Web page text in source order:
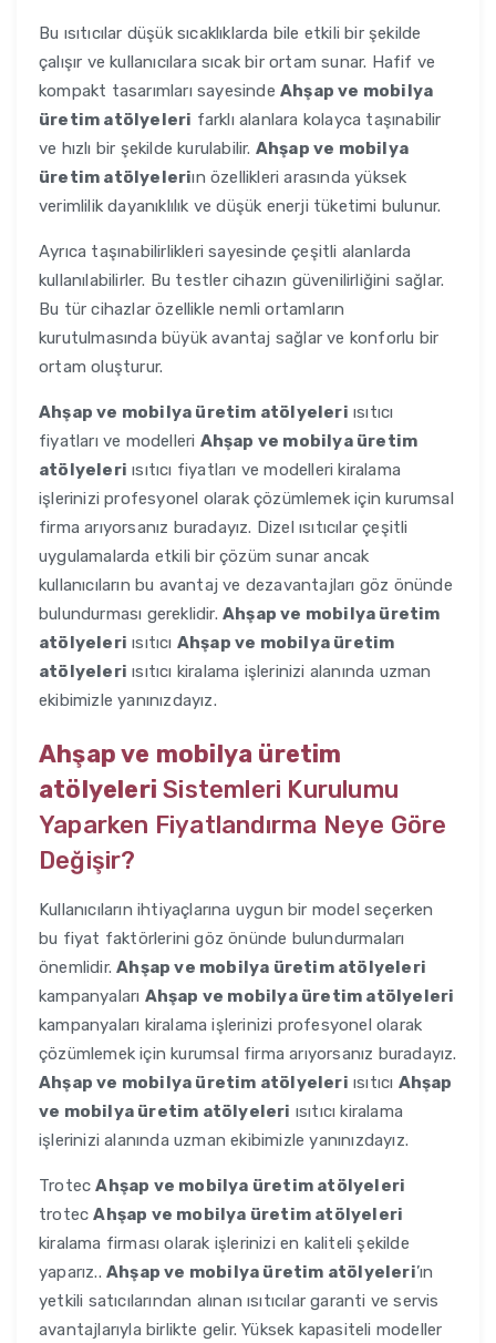
Bu ısıtıcılar düşük sıcaklıklarda bile etkili bir şekilde
çalışır ve kullanıcılara sıcak bir ortam sunar. Hafif ve
kompakt tasarımları sayesinde Ahşap ve mobilya
üretim atölyeleri farklı alanlara kolayca taşınabilir
ve hızlı bir şekilde kurulabilir. Ahşap ve mobilya
üretim atölyeleriın özellikleri arasında yüksek
verimlilik dayanıklılık ve düşük enerji tüketimi bulunur.
Ayrıca taşınabilirlikleri sayesinde çeşitli alanlarda
kullanılabilirler. Bu testler cihazın güvenilirliğini sağlar.
Bu tür cihazlar özellikle nemli ortamların
kurutulmasında büyük avantaj sağlar ve konforlu bir
ortam oluşturur.
Ahşap ve mobilya üretim atölyeleri ısıtıcı
fiyatları ve modelleri Ahşap ve mobilya üretim
atölyeleri ısıtıcı fiyatları ve modelleri kiralama
işlerinizi profesyonel olarak çözümlemek için kurumsal
firma arıyorsanız buradayız. Dizel ısıtıcılar çeşitli
uygulamalarda etkili bir çözüm sunar ancak
kullanıcıların bu avantaj ve dezavantajları göz önünde
bulundurması gereklidir. Ahşap ve mobilya üretim
atölyeleri ısıtıcı Ahşap ve mobilya üretim
atölyeleri ısıtıcı kiralama işlerinizi alanında uzman
ekibimizle yanınızdayız.
Ahşap ve mobilya üretim
atölyeleri Sistemleri Kurulumu
Yaparken Fiyatlandırma Neye Göre
Değişir?
Kullanıcıların ihtiyaçlarına uygun bir model seçerken
bu fiyat faktörlerini göz önünde bulundurmaları
önemlidir.Ahşap ve mobilya üretim atölyeleri
kampanyaları Ahşap ve mobilya üretim atölyeleri
kampanyaları kiralama işlerinizi profesyonel olarak
çözümlemek için kurumsal firma arıyorsanız buradayız.
Ahşap ve mobilya üretim atölyeleri ısıtıcı Ahşap
ve mobilya üretim atölyeleri ısıtıcı kiralama
işlerinizi alanında uzman ekibimizle yanınızdayız.
TrotecAhşap ve mobilya üretim atölyeleri
trotecAhşap ve mobilya üretim atölyeleri
kiralama firması olarak işlerinizi en kaliteli şekilde
yaparız.. Ahşap ve mobilya üretim atölyeleri’ın
yetkili satıcılarından alınan ısıtıcılar garanti ve servis
avantajlarıyla birlikte gelir. Yüksek kapasiteli modeller